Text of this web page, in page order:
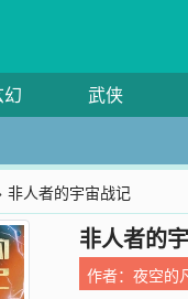
幻 武侠
非人者的宇宙战记
非人者的
作者：夜空的